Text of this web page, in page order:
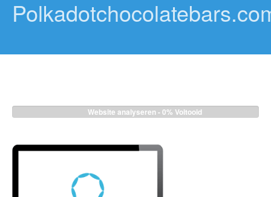
Website analyseren -0% Voltooid